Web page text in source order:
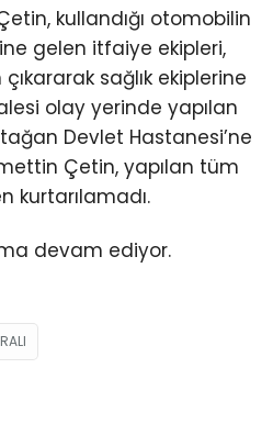
kullandığı otomobilin
gelen itfaiye ekipleri,
çıkararak sağlık ekiplerine
olay yerinde yapılan
Devlet Hastanesi’ne
Çetin, yapılan tüm
kurtarılamadı.
devam ediyor.